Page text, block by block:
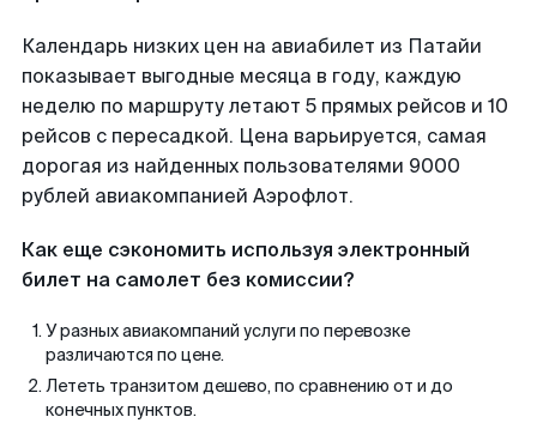
Календарь низких цен на авиабилет из Патайи
показывает выгодные месяца в году, каждую
неделю по маршруту летают 5 прямых рейсов и 10
рейсов с пересадкой. Цена варьируется, самая
дорогая из найденных пользователями 9000
рублей авиакомпанией Аэрофлот.
Как еще сэкономить используя электронный
билет на самолет без комиссии?
У разных авиакомпаний услуги по перевозке
различаются по цене.
Лететь транзитом дешево, по сравнению от и до
конечных пунктов.